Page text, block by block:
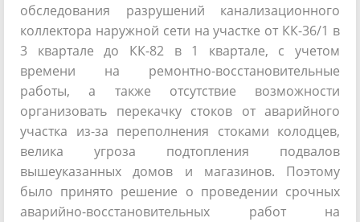
обследования разрушений канализационного
коллектора наружной сети на участке от КК-36/1 в
3 квартале до КК-82 в 1 квартале, с учетом
времени на ремонтно-восстановительные
работы, а также отсутствие возможности
организовать перекачку стоков от аварийного
участка из-за переполнения стоками колодцев,
велика угроза подтопления подвалов
вышеуказанных домов и магазинов. Поэтому
было принято решение о проведении срочных
аварийно-восстановительных работ на